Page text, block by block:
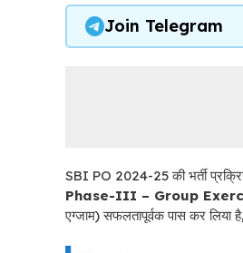
Join Telegram
SBI PO 2024-25 की भर्ती
Phase-III – Group
एग्जाम) सफलतापूर्वक पास कर